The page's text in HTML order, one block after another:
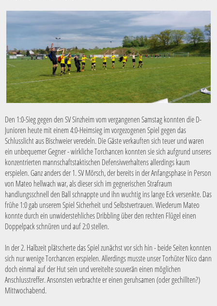
Den 1:0-Sieg gegen den SV Sinzheim vom vergangenen Samstag konnten die D-
Junioren heute mit einem 4:0-Heimsieg im vorgezogenen Spiel gegen das
Schlusslicht aus Bischweier veredeln. Die Gäste verkauften sich teuer und waren
ein unbequemer Gegner - wirkliche Torchancen konnten sie sich aufgrund unseres
konzentrierten mannschaftstaktischen Defensivverhaltens allerdings kaum
erspielen. Ganz anders der 1. SV Mörsch, der bereits in der Anfangsphase in Person
von Mateo hellwach war, als dieser sich im gegnerischen Strafraum
handlungsschnell den Ball schnappte und ihn wuchtig ins lange Eck versenkte. Das
frühe 1:0 gab unserem Spiel Sicherheit und Selbstvertrauen. Wiederum Mateo
konnte durch ein unwiderstehliches Dribbling über den rechten Flügel einen
Doppelpack schnüren und auf 2:0 stellen.
In der 2. Halbzeit plätscherte das Spiel zunächst vor sich hin - beide Seiten konnten
sich nur wenige Torchancen erspielen. Allerdings musste unser Torhüter Nico dann
doch einmal auf der Hut sein und vereitelte souverän einen möglichen
Anschlusstreffer. Ansonsten verbrachte er einen geruhsamen (oder gechillten?)
Mittwochabend.